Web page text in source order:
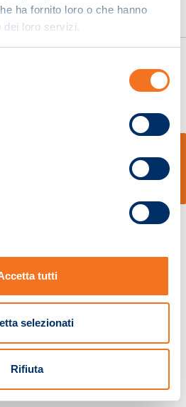
ha fornito loro o che hanno
dei loro servizi.
tutti
selezionati
Rifiuta
- Cap.Soc. € 2.000.000,00 i.v. La
231/01